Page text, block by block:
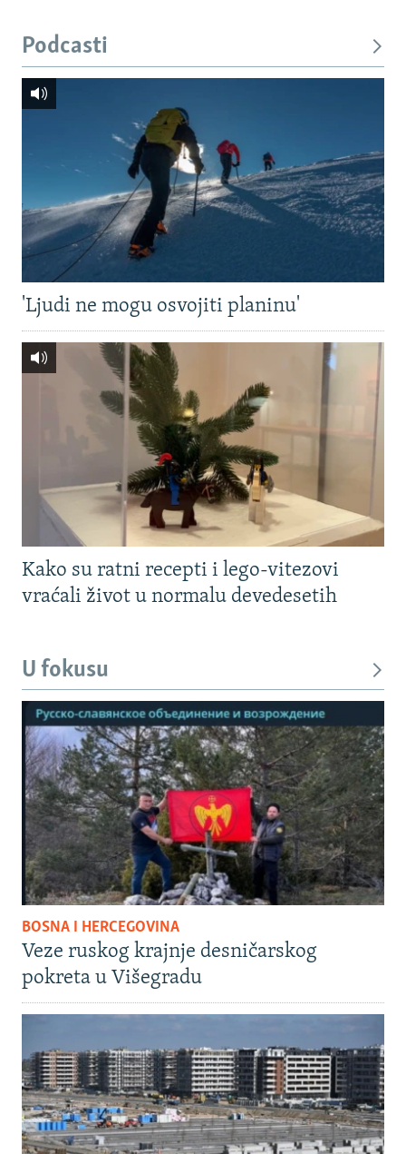
Podcasti
'Ljudi ne mogu osvojiti planinu'
Kako su ratni recepti i lego-vitezovi
vraćali život u normalu devedesetih
U fokusu
BOSNA I HERCEGOVINA
Veze ruskog krajnje desničarskog
pokreta u Višegradu